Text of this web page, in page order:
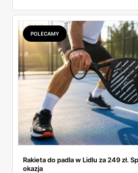
POLECAMY
Rakieta do padla w Lidlu za 249 zł.
okazja